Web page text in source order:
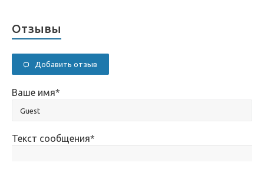
Отзывы
Добавить отзыв
Ваше имя*
Текст сообщения*